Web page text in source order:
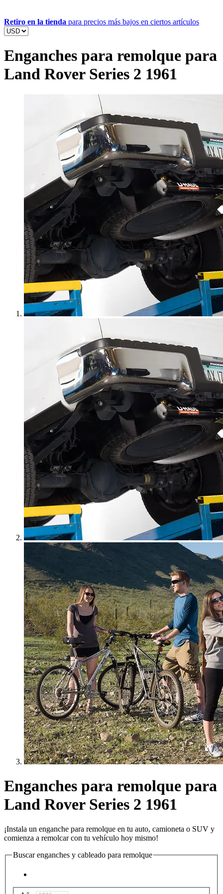
Retiro en la tienda para precios más bajos en ciertos artículos
Enganches para remolque para
Land Rover Series 2 1961
Enganches para remolque para
Land Rover Series 2 1961
¡Instala un enganche para remolque en tu auto, camioneta o SUV y
comienza a remolcar con tu vehículo hoy mismo!
Buscar enganches y cableado para remolque